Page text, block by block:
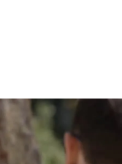
Jordi Puyol…